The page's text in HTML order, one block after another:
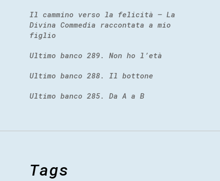
Il cammino verso la felicità – La
Divina Commedia raccontata a mio
figlio
Ultimo banco 289. Non ho l’età
Ultimo banco 288. Il bottone
Ultimo banco 285. Da A a B
Tags